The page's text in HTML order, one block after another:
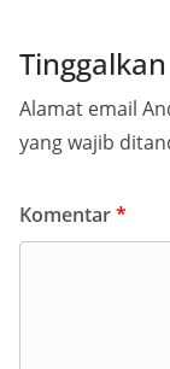
Alamat email
yang wajib
Komentar*